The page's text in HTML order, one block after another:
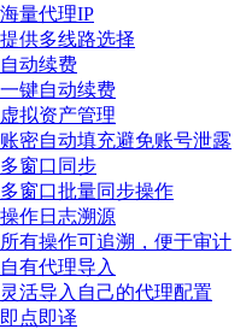
海量代理IP
提供多线路选择
自动续费
一键自动续费
虚拟资产管理
账密自动填充避免账号泄露
多窗口同步
多窗口批量同步操作
操作日志溯源
所有操作可追溯，便于审计
自有代理导入
灵活导入自己的代理配置
即点即译